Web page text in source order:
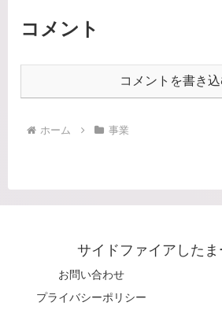
コメント
コメントを書き
ホーム 事業
サイドファイアしたま
お問い合わせ
プライバシーポリシー